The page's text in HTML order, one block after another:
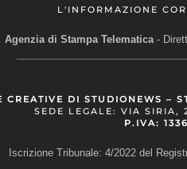
L'INFORMAZIONE
Agenzia di Stampa Telematica-
CREATIVE DI STUDIONEWS –
SEDE LEGALE: VIA
P.IVA:
Iscrizione Tribunale: 4/2022 del